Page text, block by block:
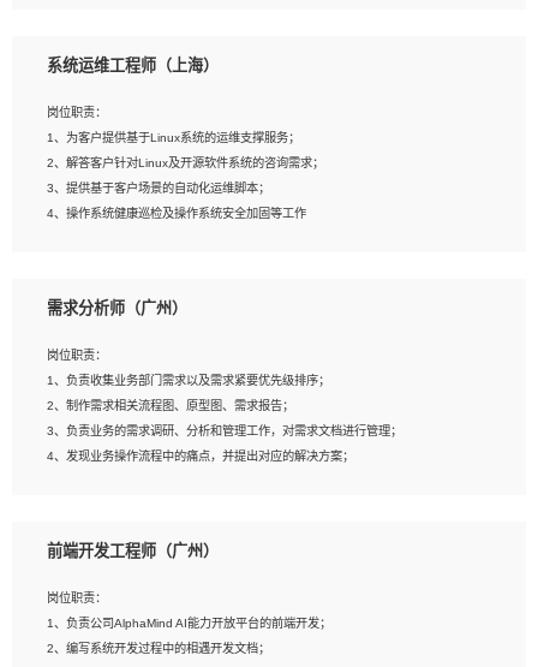
2、熟练使用After Effect、Photo Shop、熟练掌握视频剪辑和特效包装软件；
4、在剪辑上会思考，有一定编导思维；
5、踏实， 勤奋，愿意在工作中不断学习，提高自我；
6、能与同事友好相处。
系统运维工程师（上海）
岗位职责：
1、为客户提供基于Linux系统的运维支撑服务；
2、解答客户针对Linux及开源软件系统的咨询需求；
3、提供基于客户场景的自动化运维脚本；
4、操作系统健康巡检及操作系统安全加固等工作
1、全日制本科计算机相关专业毕业，3年以上相关工作经验；
3、熟练使用脚本语言，shell/python任一种，熟练使用Ansible
4、熟悉linux常见服务、中间件的基本原理、部署以及故障处理，如：Mysql、
Apache、Nginx、Zabbix、Kafka等
5、熟悉主流虚拟化技术，如：VMware、KVM
6、具备网络方面的基础知识，熟悉常见的网络协议，如TCP/IP，转发原理，路由优
8、有良好的文档编写能力和沟通能力，有RHCE证书优先
需求分析师（广州）
岗位职责：
1、负责收集业务部门需求以及需求紧要优先级排序；
2、制作需求相关流程图、原型图、需求报告；
3、负责业务的需求调研、分析和管理工作，对需求文档进行管理；
4、发现业务操作流程中的痛点，并提出对应的解决方案；
岗位要求：
2、熟悉产品及需求规划工具，如:Axure、Xmind、MS Project等；
3、具备良好的交流协调能力，有较强的责任感、工作积极主动；
4、有较强的系统需求分析、文档编写能力、沟通能力；
前端开发工程师（广州）
岗位职责：
1、负责公司AlphaMind AI能力开放平台的前端开发；
2、编写系统开发过程中的相遇开发文档；